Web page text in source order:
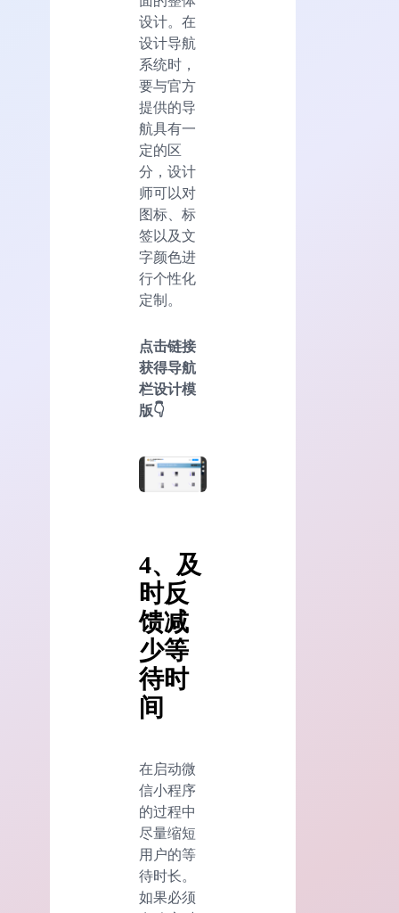
设计。在
设计导航
系统时，
要与官方
提供的导
航具有一
定的区
分，设计
师可以对
图标、标
签以及文
字颜色进
行个性化
定制。
点击链接
获得导航
栏设计模
版👇
4、及
时反
馈减
少等
待时
间
在启动微
信小程序
的过程中
尽量缩短
用户的等
待时长。
如果必须